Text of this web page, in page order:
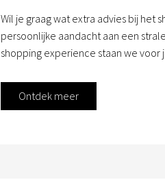
Wil je graag wat extra advies bij het
persoonlijke aandacht aan een
shopping experience staan we voor
Ontdek meer